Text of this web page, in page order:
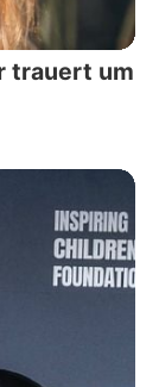
trauert um